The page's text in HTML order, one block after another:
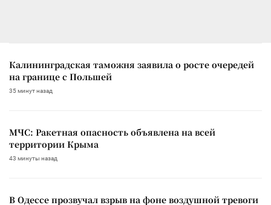
Калининградская таможня заявила о росте очередей
на границе с Польшей
35 минут назад
МЧС: Ракетная опасность объявлена на всей
территории Крыма
43 минуты назад
В Одессе прозвучал взрыв на фоне воздушной тревоги